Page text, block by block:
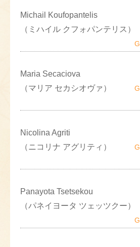
Michail Koufopantelis
（ミハイル クフォパンテリス）
Maria Secaciova
（マリア セカシオヴァ）
Nicolina Agriti
（ニコリナ アグリティ）
Panayota Tsetsekou
（パネイヨータ ツェッツクー）